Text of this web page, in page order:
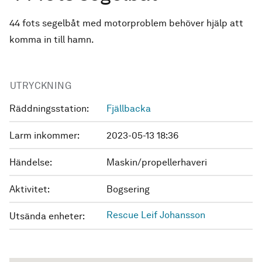
44 fots segelbåt med motorproblem behöver hjälp att
komma in till hamn.
UTRYCKNING
Räddningsstation: Fjällbacka
Larm inkommer: 2023-05-13 18:36
Händelse: Maskin/propellerhaveri
Aktivitet: Bogsering
Utsända enheter: Rescue Leif Johansson